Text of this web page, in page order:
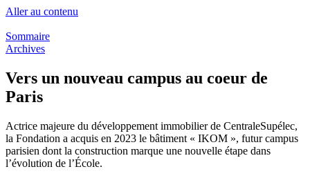
Aller au contenu
Sommaire
Archives
Vers un nouveau campus au coeur de
Paris
Actrice majeure du développement immobilier de CentraleSupélec,
la Fondation a acquis en 2023 le bâtiment « IKOM », futur campus
parisien dont la construction marque une nouvelle étape dans
l’évolution de l’École.